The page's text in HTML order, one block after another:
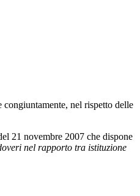
congiuntamente, nel rispetto delle
21 novembre 2007 che dispone
nel rapporto tra istituzione